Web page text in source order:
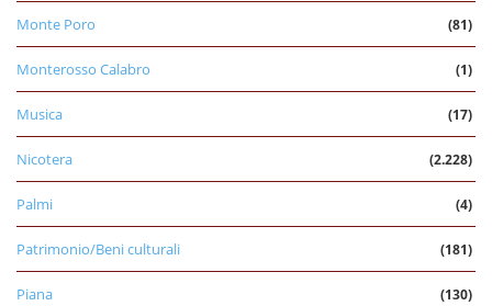
Monte Poro (81)
Monterosso Calabro (1)
Musica (17)
Nicotera (2.228)
Palmi (4)
Patrimonio/Beni culturali (181)
Piana (130)